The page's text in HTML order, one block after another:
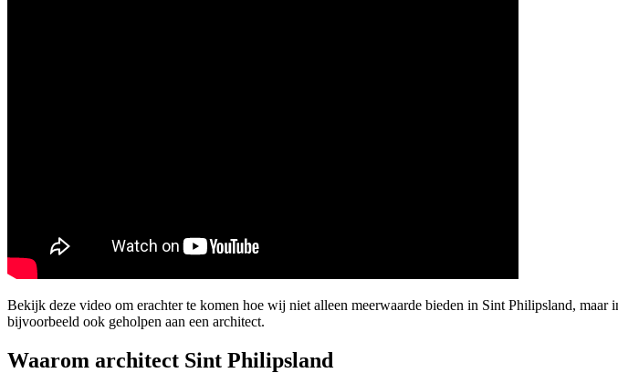
Bekijk deze video om erachter te komen hoe wij niet alleen meerwaarde bieden in Sint Philipsland,
bijvoorbeeld ook geholpen aan een architect.
Waarom architect Sint Philipsland